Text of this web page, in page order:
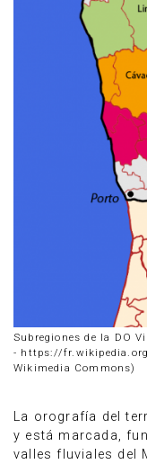
Subregiones de la DO
- https://
Wikimedia Commons)
La orografía del
y está marcada,
valles fluviales del